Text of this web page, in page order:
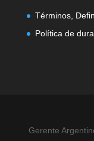
Términos,
Política de
Gerente